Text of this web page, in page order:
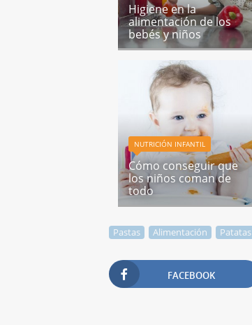
Higiene en la
alimentación de los
bebés y niños
NUTRICIÓN INFANTIL
Cómo conseguir que
los niños coman de
todo
Pastas Alimentación Patatas
FACEBOOK